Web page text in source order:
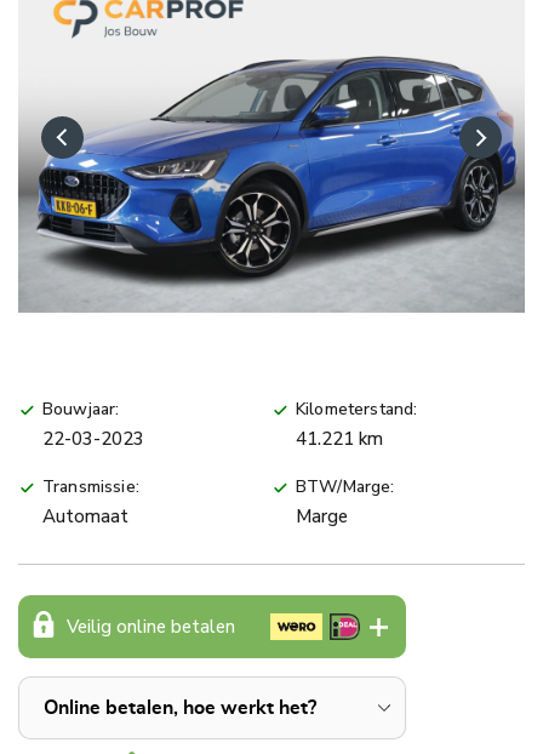
Bouwjaar:
22-03-2023
Kilometerstand:
41.221 km
Transmissie:
Automaat
BTW/Marge:
Marge
Veilig online betalen
Online betalen, hoe werkt het?